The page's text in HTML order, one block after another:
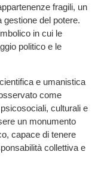
fragili, un
gestione del potere.
in cui le
politico e le
e umanistica
come
culturali e
un monumento
capace di tenere
collettiva e